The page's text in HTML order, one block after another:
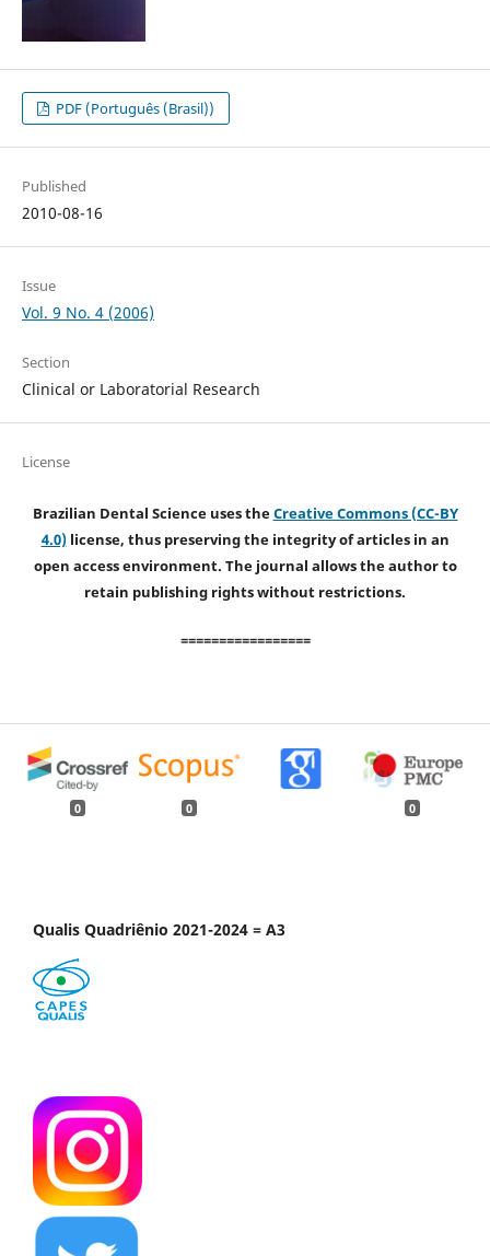
PDF (Português (Brasil))
Published
2010-08-16
Issue
Vol. 9 No. 4 (2006)
Section
Clinical or Laboratorial Research
License
Brazilian Dental Science uses theCreative Commons (CC-BY
4.0)license, thus preserving the integrity of articles in an
open access environment. The journal allows the author to
retain publishing rights without restrictions.
=================
0 0 0
Qualis Quadriênio 2021-2024 = A3